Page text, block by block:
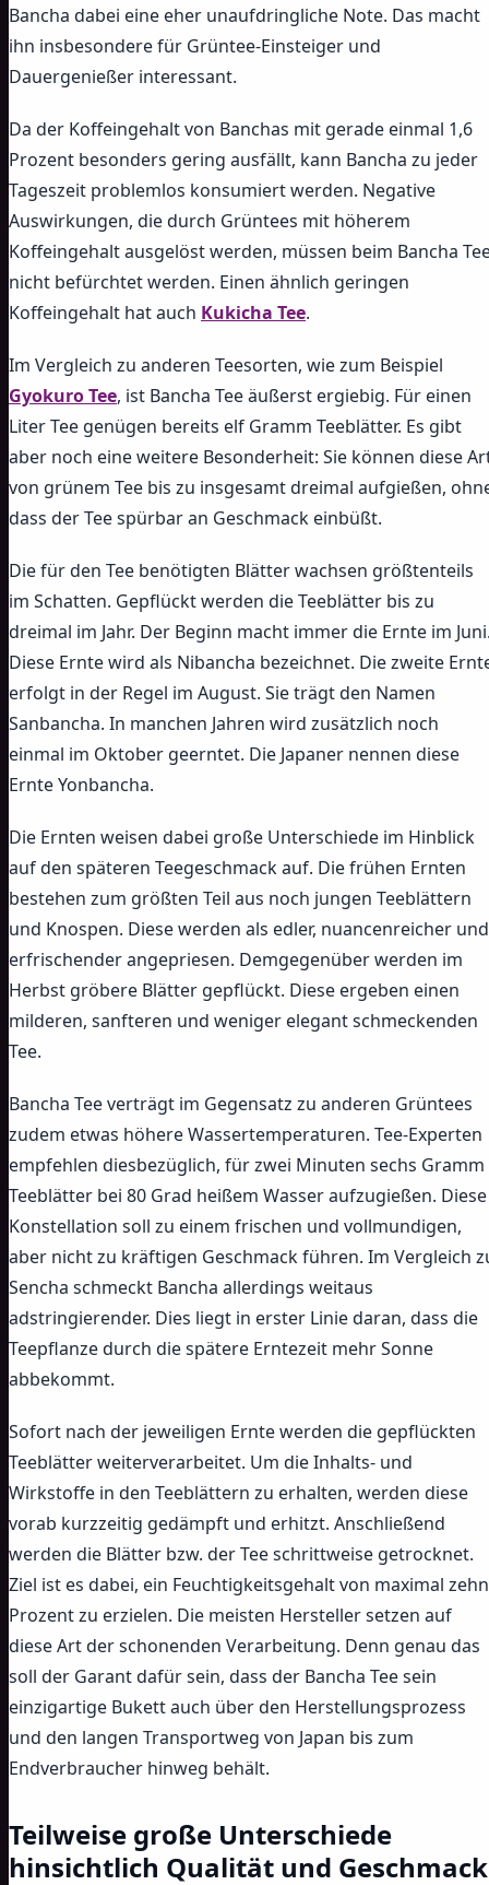
Bancha dabei eine eher unaufdringliche Note. Das macht
ihn insbesondere für Grüntee-Einsteiger und
Dauergenießer interessant.
Da der Koffeingehalt von Banchas mit gerade einmal 1,6
Prozent besonders gering ausfällt, kann Bancha zu jeder
Tageszeit problemlos konsumiert werden. Negative
Auswirkungen, die durch Grüntees mit höherem
Koffeingehalt ausgelöst werden, müssen beim Bancha
nicht befürchtet werden. Einen ähnlich geringen
Koffeingehalt hat auch Kukicha Tee.
Im Vergleich zu anderen Teesorten, wie zum Beispiel
Gyokuro Tee, ist Bancha Tee äußerst ergiebig. Für einen
Liter Tee genügen bereits elf Gramm Teeblätter. Es gibt
aber noch eine weitere Besonderheit: Sie können diese
von grünem Tee bis zu insgesamt dreimal aufgießen,
dass der Tee spürbar an Geschmack einbüßt.
Die für den Tee benötigten Blätter wachsen größtenteils
im Schatten. Gepflückt werden die Teeblätter bis zu
dreimal im Jahr. Der Beginn macht immer die Ernte im
Diese Ernte wird als Nibancha bezeichnet. Die zweite
erfolgt in der Regel im August. Sie trägt den Namen
Sanbancha. In manchen Jahren wird zusätzlich noch
einmal im Oktober geerntet. Die Japaner nennen diese
Ernte Yonbancha.
Die Ernten weisen dabei große Unterschiede im Hinblick
auf den späteren Teegeschmack auf. Die frühen Ernten
bestehen zum größten Teil aus noch jungen Teeblättern
und Knospen. Diese werden als edler, nuancenreicher und
erfrischender angepriesen. Demgegenüber werden im
Herbst gröbere Blätter gepflückt. Diese ergeben einen
milderen, sanfteren und weniger elegant schmeckenden
Tee.
Bancha Tee verträgt im Gegensatz zu anderen Grüntees
zudem etwas höhere Wassertemperaturen. Tee-Experten
empfehlen diesbezüglich, für zwei Minuten sechs Gramm
Teeblätter bei 80 Grad heißem Wasser aufzugießen. Diese
Konstellation soll zu einem frischen und vollmundigen,
aber nicht zu kräftigen Geschmack führen. Im Vergleich
Sencha schmeckt Bancha allerdings weitaus
adstringierender. Dies liegt in erster Linie daran, dass die
Teepflanze durch die spätere Erntezeit mehr Sonne
abbekommt.
Sofort nach der jeweiligen Ernte werden die gepflückten
Teeblätter weiterverarbeitet. Um die Inhalts- und
Wirkstoffe in den Teeblättern zu erhalten, werden diese
vorab kurzzeitig gedämpft und erhitzt. Anschließend
werden die Blätter bzw. der Tee schrittweise getrocknet.
Ziel ist es dabei, ein Feuchtigkeitsgehalt von maximal zehn
Prozent zu erzielen. Die meisten Hersteller setzen auf
diese Art der schonenden Verarbeitung. Denn genau das
soll der Garant dafür sein, dass der Bancha Tee sein
einzigartige Bukett auch über den Herstellungsprozess
und den langen Transportweg von Japan bis zum
Endverbraucher hinweg behält.
Teilweise große Unterschiede
hinsichtlich Qualität und Geschmack